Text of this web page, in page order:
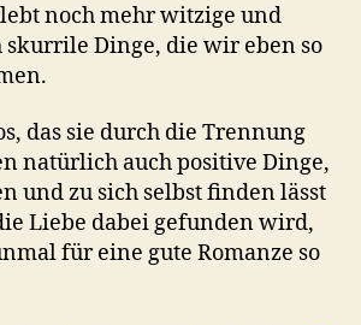
noch mehr witzige und
Dinge, die wir eben so
das sie durch die Trennung
natürlich auch positive Dinge,
und zu sich selbst finden lässt
Liebe dabei gefunden wird,
für eine gute Romanze so